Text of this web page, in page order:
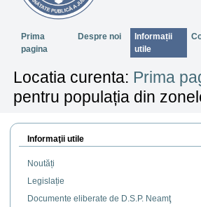
SectiuniPrima
pagina
Despre noi
Informații
utile
Locatia curenta: Prima
pentru populația din
Informaţii utile
Noutăți
Legislație
Documente eliberate de D.S.P. Neamţ